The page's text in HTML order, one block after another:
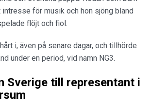
intresse för musik och hon sjöng bland
flöjt och fiol.
i, även på senare dagar, och tillhörde
under en period, vid namn NG3.
Sverige till representant i